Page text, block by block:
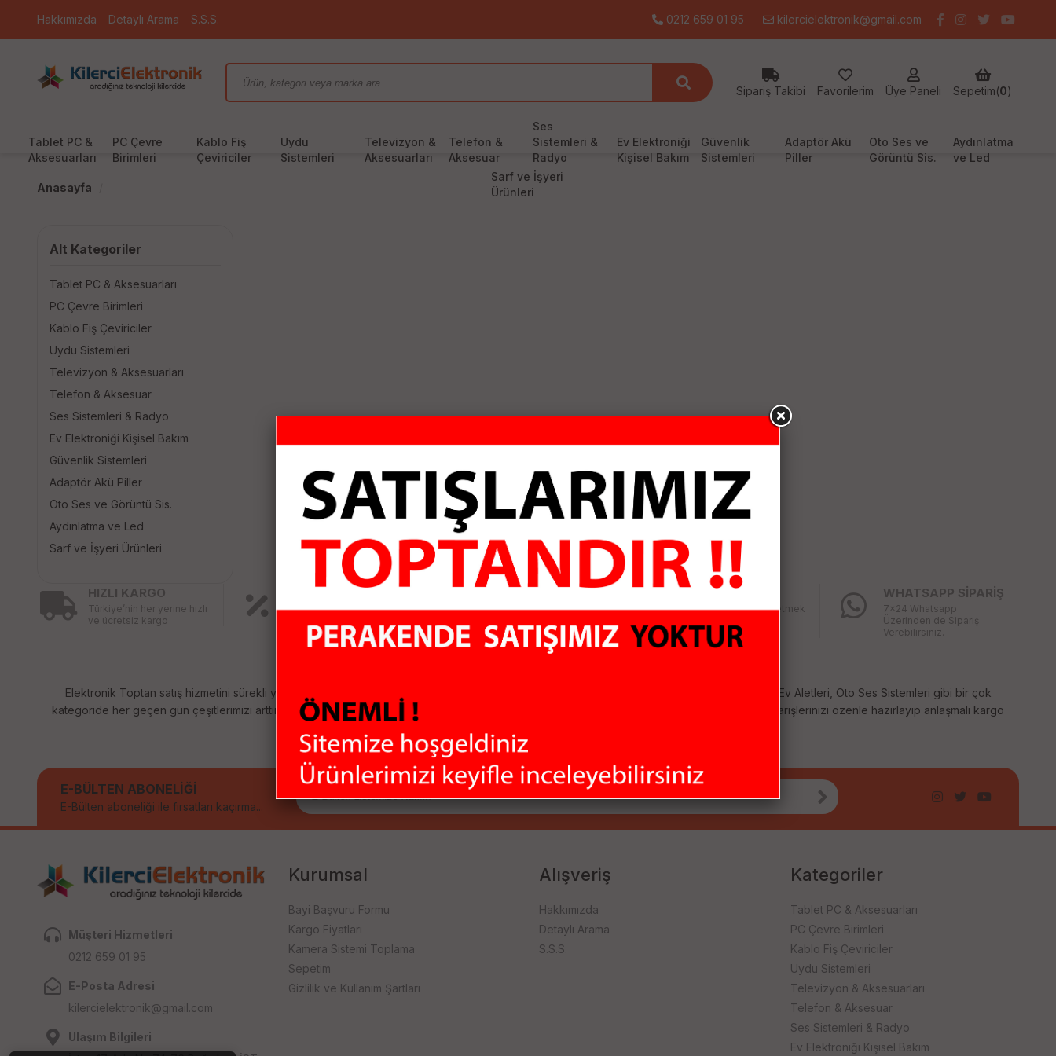
Hakkımızda Detaylı Arama S.S.S. 0212 659 01 95 kilercielektronik@gmail.com
Sipariş Takibi Favorilerim Üye Paneli Sepetim(0)
Tablet PC &
Aksesuarları
PC Çevre
Birimleri
Kablo Fiş
Çeviriciler
Uydu
Sistemleri
Televizyon &
Aksesuarları
Telefon &
Aksesuar
Ses
Sistemleri &
Radyo
Ev Elektroniği
Kişisel Bakım
Güvenlik
Sistemleri
Adaptör Akü
Piller
Oto Ses ve
Görüntü Sis.
Aydınlatma
ve Led
Sarf ve İşyeri
Ürünleri
Anasayfa
Alt Kategoriler
Tablet PC & Aksesuarları
PC Çevre Birimleri
Kablo Fiş Çeviriciler
Uydu Sistemleri
Televizyon & Aksesuarları
Telefon & Aksesuar
Ses Sistemleri & Radyo
Ev Elektroniği Kişisel Bakım
Güvenlik Sistemleri
Adaptör Akü Piller
Oto Ses ve Görüntü Sis.
Aydınlatma ve Led
Sarf ve İşyeri Ürünleri
HIZLI KARGO
Türkiye’nin her yerine hızlı
ve ücretsiz kargo
KAMPANYALI
ÜRÜNLER
Birbirinden farklı marka ve
ürünler için indirimli fiyatlar
GÜVENLİ ÖDEME
Sİtemiz 128Mbit SSL
korunmaktadır
KOLAY İADE
Aldığınız ürünü iade etmek
olmamıştı
WHATSAPP SİPARİŞ
7x24 Whatsapp
Üzerinden de Sipariş
Verebilirsiniz.
Elektronik Toptan satış hizmetini sürekli yenileyerek sizlere sunuyoruz. Bilgisayar Çevre Birimleri, Uydu Alıcıları, Güvenlik Sistemleri, Küçük Ev Aletleri, Oto Ses Sistemleri gibi bir çok
kategoride her geçen gün çeşitlerimizi arttırıyoruz. Size sağladığımız bu çeşitlilik ile ihtiyaçlarınızı tek merkezden karşılamanızı sağlıyoruz. Siparişlerinizi özenle hazırlayıp anlaşmalı kargo
E-BÜLTEN ABONELİĞİ
E-Bülten aboneliği ile fırsatları kaçırma...
Müşteri Hizmetleri
0212 659 01 95
E-Posta Adresi
kilercielektronik@gmail.com
Ulaşım Bilgileri
Kurumsal
Bayi Başvuru Formu
Kargo Fiyatları
Kamera Sistemi Toplama
Sepetim
Gizlilik ve Kullanım Şartları
Alışveriş
Hakkımızda
Detaylı Arama
S.S.S.
Kategoriler
Tablet PC & Aksesuarları
PC Çevre Birimleri
Kablo Fiş Çeviriciler
Uydu Sistemleri
Televizyon & Aksesuarları
Telefon & Aksesuar
Ses Sistemleri & Radyo
Ev Elektroniği Kişisel Bakım